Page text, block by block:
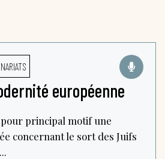
européenne
principal motif une
concernant le sort des Juifs